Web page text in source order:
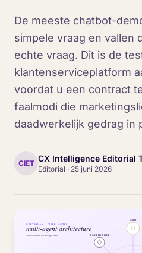
De meeste chatbot-
simpele vraag en vallen
echte vraag. Dit is de
klantenserviceplatform
voordat u een contract
faalmodi die
daadwerkelijk gedrag in
CIET CX Intelligence Editorial
Editorial · 25 juni 2026